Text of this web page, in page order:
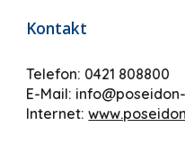
Kontakt
Telefon: 0421 808800
E-Mail:
Internet: